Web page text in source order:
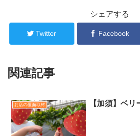
シェアする
Twitter Facebook
関連記事
お店の覆面取材 【加須】ベ